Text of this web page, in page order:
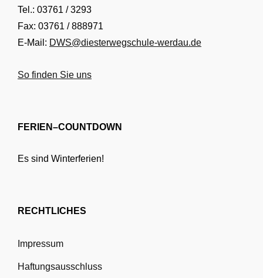
Tel.: 03761 / 3293
Fax: 03761 / 888971
E-Mail: DWS@diesterwegschule-werdau.de
So finden Sie uns
FERIEN–COUNTDOWN
Es sind Winterferien!
RECHTLICHES
Impressum
Haftungsausschluss